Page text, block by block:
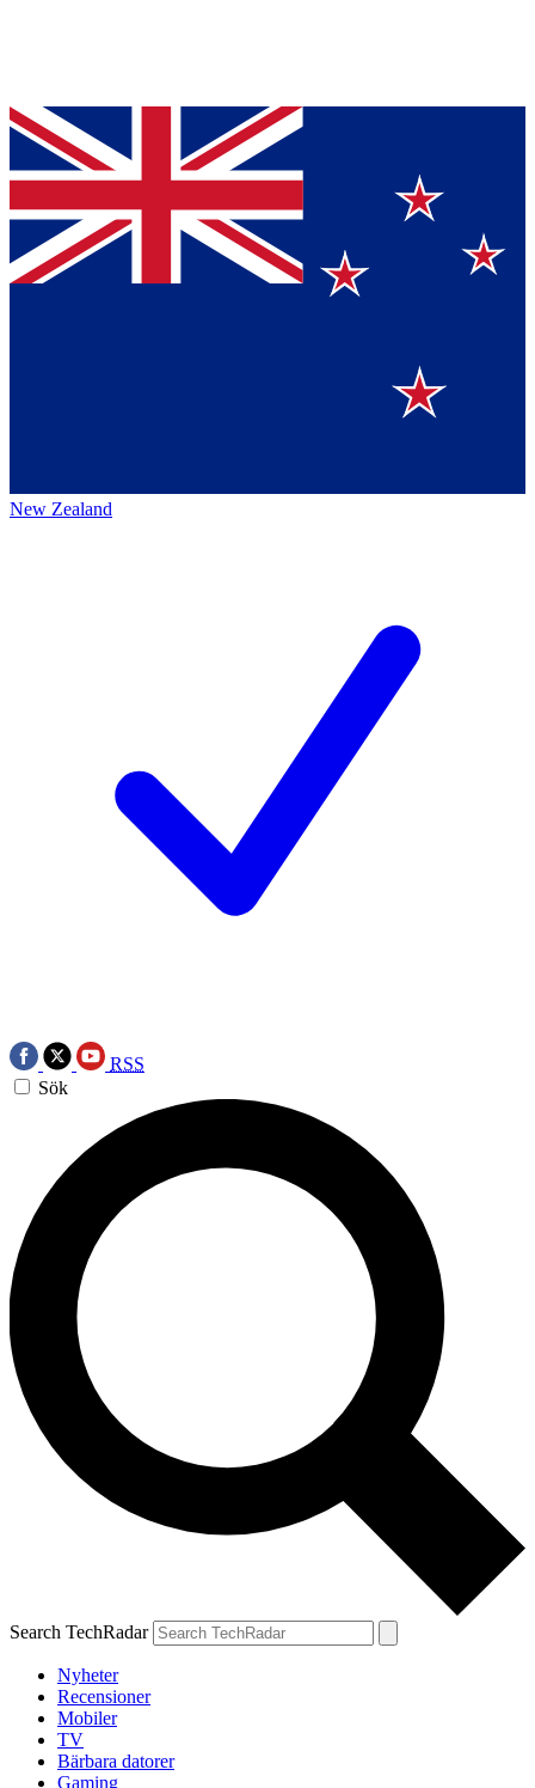
New Zealand
RSS
Sök
Search TechRadar
Nyheter
Recensioner
Mobiler
TV
Bärbara datorer
Gaming